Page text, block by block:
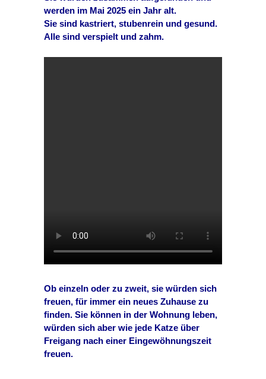
werden im Mai 2025 ein Jahr alt.
Sie sind kastriert, stubenrein und gesund.
Alle sind verspielt und zahm.
Ob einzeln oder zu zweit, sie würden sich
freuen, für immer ein neues Zuhause zu
finden. Sie können in der Wohnung leben,
würden sich aber wie jede Katze über
Freigang nach einer Eingewöhnungszeit
freuen.